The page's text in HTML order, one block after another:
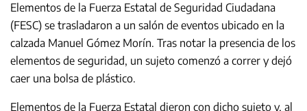
Elementos de la Fuerza Estatal de Seguridad Ciudadana
(FESC) se trasladaron a un salón de eventos ubicado en la
calzada Manuel Gómez Morín. Tras notar la presencia de los
elementos de seguridad, un sujeto comenzó a correr y dejó
caer una bolsa de plástico.
Elementos de la Fuerza Estatal dieron con dicho sujeto y, al